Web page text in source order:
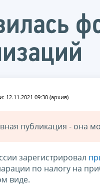
12.11.2021 09:30 (архив)
публикация - она
зарегистрировал
по налогу на
виде.